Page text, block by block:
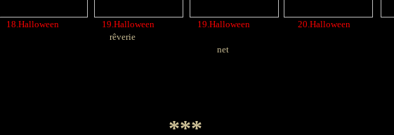
18.Halloween 19.Halloween 19.Halloween 20.Halloween
rêverie
net
***